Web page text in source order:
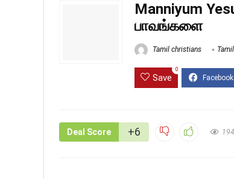
Manniyum
பாவங்களை
Tamil christians
Save
0
Deal Score +6